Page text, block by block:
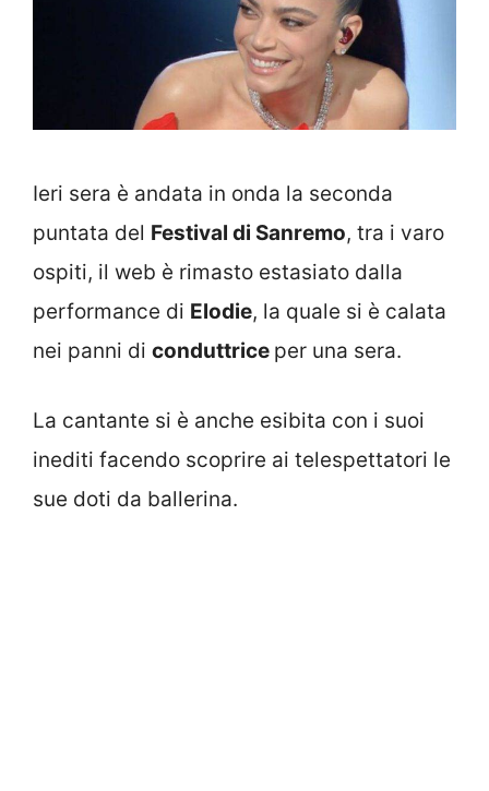
Ieri sera è andata in onda la seconda
puntata del Festival di Sanremo, tra i varo
ospiti, il web è rimasto estasiato dalla
performance di Elodie, la quale si è calata
nei panni di conduttrice per una sera.
La cantante si è anche esibita con i suoi
inediti facendo scoprire ai telespettatori le
sue doti da ballerina.